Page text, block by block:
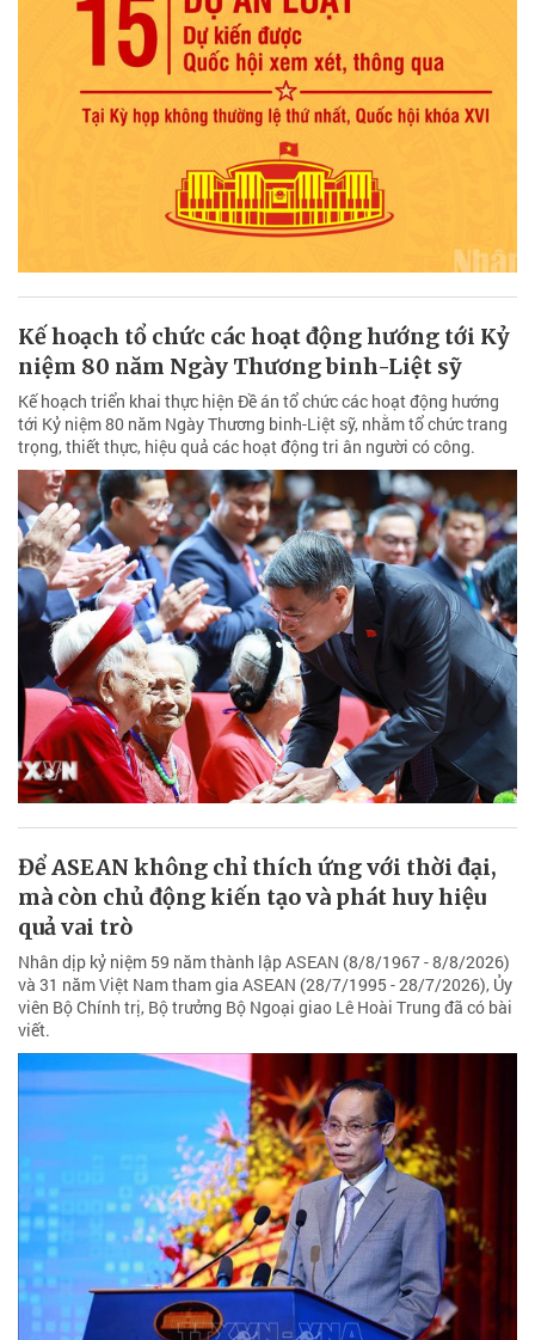
Kế hoạch tổ chức các hoạt động hướng tới Kỷ
niệm 80 năm Ngày Thương binh-Liệt sỹ
Kế hoạch triển khai thực hiện Đề án tổ chức các hoạt động hướng
tới Kỷ niệm 80 năm Ngày Thương binh-Liệt sỹ, nhằm tổ chức trang
trọng, thiết thực, hiệu quả các hoạt động tri ân người có công.
Để ASEAN không chỉ thích ứng với thời đại,
mà còn chủ động kiến tạo và phát huy hiệu
quả vai trò
Nhân dịp kỷ niệm 59 năm thành lập ASEAN (8/8/1967 - 8/8/2026)
và 31 năm Việt Nam tham gia ASEAN (28/7/1995 - 28/7/2026), Ủy
viên Bộ Chính trị, Bộ trưởng Bộ Ngoại giao Lê Hoài Trung đã có bài
viết.